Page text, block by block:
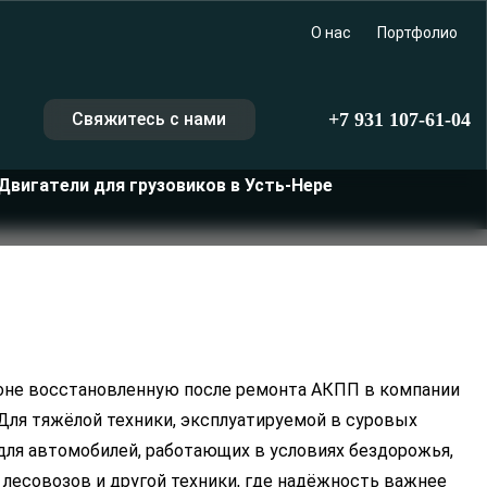
О нас Портфолио
Свяжитесь с нами +7 931 107-61-04
для грузовиков в Усть-Нере
восстановленную после ремонта АКПП в компании
тяжёлой техники, эксплуатируемой в суровых
автомобилей, работающих в условиях бездорожья,
и другой техники, где надёжность важнее